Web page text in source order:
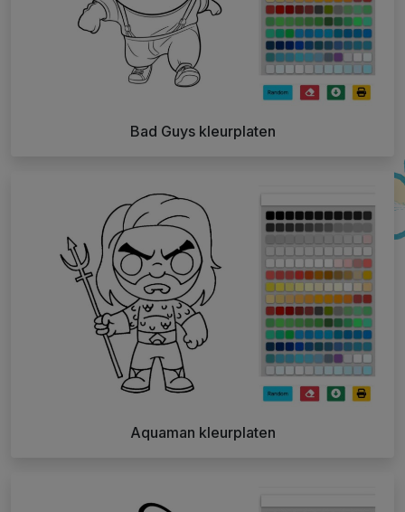
Bad Guys kleurplaten
Aquaman kleurplaten